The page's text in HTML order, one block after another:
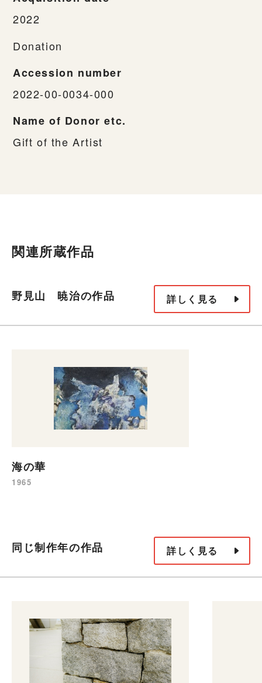
2022
Donation
Accession number
2022-00-0034-000
Name of Donor etc.
Gift of the Artist
関連所蔵作品
野見山 暁治の作品 詳しく見る
海の華
1965
同じ制作年の作品 詳しく見る